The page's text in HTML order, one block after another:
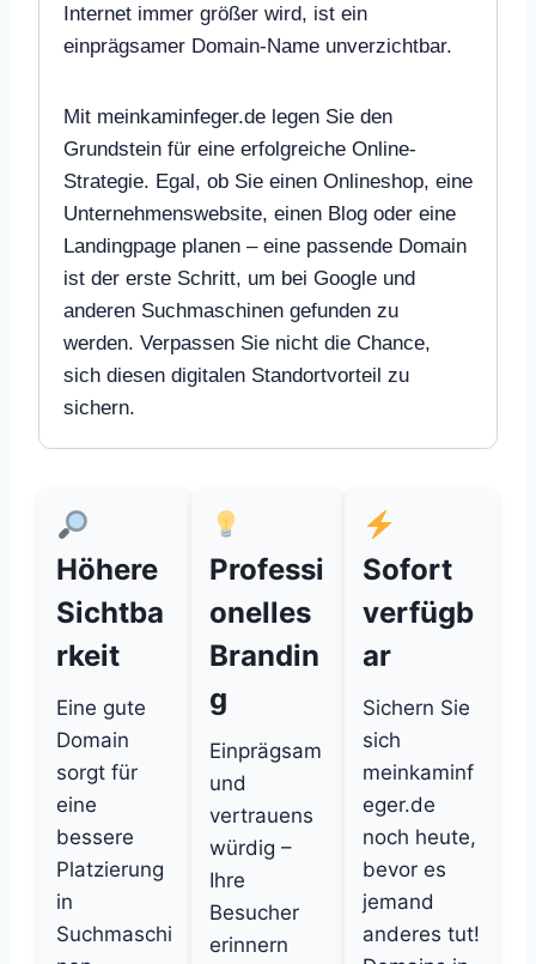
Internet immer größer wird, ist ein
einprägsamer Domain-Name unverzichtbar.
Mit meinkaminfeger.de legen Sie den
Grundstein für eine erfolgreiche Online-
Strategie. Egal, ob Sie einen Onlineshop, eine
Unternehmenswebsite, einen Blog oder eine
Landingpage planen – eine passende Domain
ist der erste Schritt, um bei Google und
anderen Suchmaschinen gefunden zu
werden. Verpassen Sie nicht die Chance,
sich diesen digitalen Standortvorteil zu
sichern.
Höhere
Sichtba
rkeit
Eine gute
Domain
sorgt für
eine
bessere
Platzierung
in
Suchmaschi
Professi
onelles
Brandin
g
Einprägsam
und
vertrauens
würdig –
Ihre
Besucher
erinnern
Sofort
verfügb
ar
Sichern Sie
sich
meinkaminf
eger.de
noch heute,
bevor es
jemand
anderes tut!